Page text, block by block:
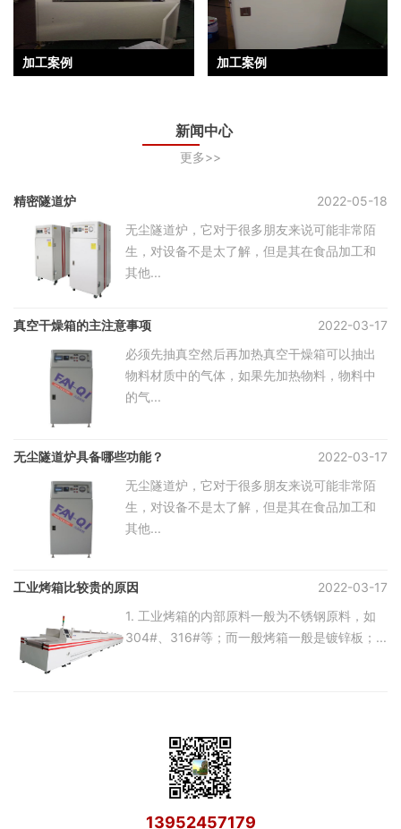
加工案例 加工案例
新闻中心
更多>>
精密隧道炉
2022-05-18
无尘隧道炉，它对于很多朋友来说可能非常陌
生，对设备不是太了解，但是其在食品加工和
其他...
真空干燥箱的主注意事项
2022-03-17
必须先抽真空然后再加热真空干燥箱可以抽出
物料材质中的气体，如果先加热物料，物料中
的气...
无尘隧道炉具备哪些功能？
2022-03-17
无尘隧道炉，它对于很多朋友来说可能非常陌
生，对设备不是太了解，但是其在食品加工和
其他...
工业烤箱比较贵的原因
2022-03-17
1. 工业烤箱的内部原料一般为不锈钢原料，如
304#、316#等；而一般烤箱一般是镀锌板；...
13952457179